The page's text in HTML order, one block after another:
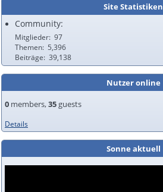
Site Statistiken
Community:
Mitglieder 97
Themen 5,396
Beiträge 39,138
Nutzer online
0 members,35 guests
Details
Sonne aktuell